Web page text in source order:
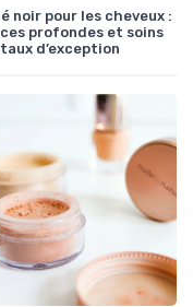
noir pour les cheveux :
profondes et soins
d’exception